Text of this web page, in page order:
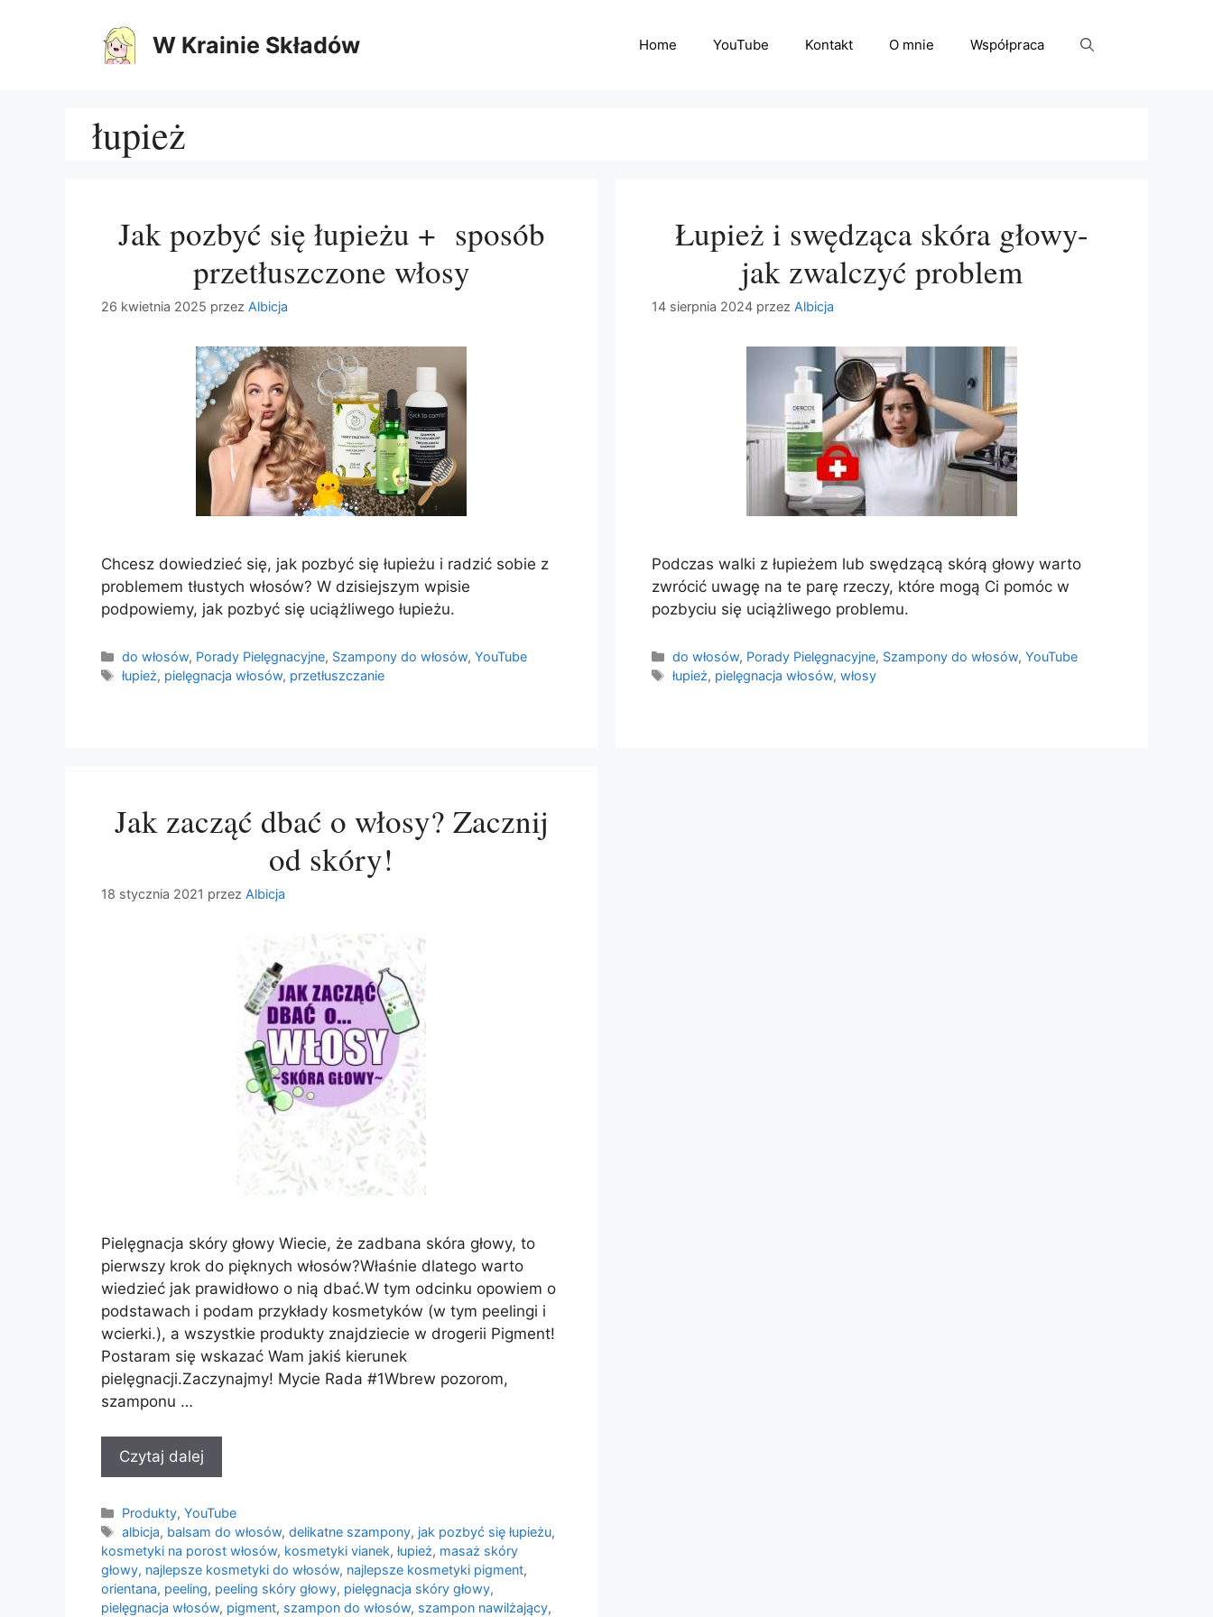
W Krainie Składów Home YouTube Kontakt O mnie Współpraca
łupież
Jak pozbyć się łupieżu + sposób
przetłuszczone włosy
26 kwietnia 2025 przez Albicja
Chcesz dowiedzieć się, jak pozbyć się łupieżu i radzić sobie z
problemem tłustych włosów? W dzisiejszym wpisie
podpowiemy, jak pozbyć się uciążliwego łupieżu.
Kategorie
do włosów, Porady Pielęgnacyjne, Szampony do włosów,YouTube
Tagi
łupież, pielęgnacja włosów, przetłuszczanie
Łupież i swędząca skóra głowy-
jak zwalczyć problem
14 sierpnia 2024 przez Albicja
Podczas walki z łupieżem lub swędzącą skórą głowy warto
zwrócić uwagę na te parę rzeczy, które mogą Ci pomóc w
pozbyciu się uciążliwego problemu.
Kategorie
do włosów, Porady Pielęgnacyjne, Szampony do włosów,YouTube
Tagi
łupież, pielęgnacja włosów,włosy
Jak zacząć dbać o włosy? Zacznij
od skóry!
18 stycznia 2021 przez Albicja
Pielęgnacja skóry głowy Wiecie, że zadbana skóra głowy, to
pierwszy krok do pięknych włosów?Właśnie dlatego warto
wiedzieć jak prawidłowo o nią dbać.W tym odcinku opowiem o
podstawach i podam przykłady kosmetyków (w tym peelingi i
wcierki.), a wszystkie produkty znajdziecie w drogerii Pigment!
Postaram się wskazać Wam jakiś kierunek
pielęgnacji.Zaczynajmy! Mycie Rada #1Wbrew pozorom,
szamponu …
Czytaj dalej
Kategorie
Produkty,YouTube
Tagi
albicja, balsam do włosów,delikatne szampony, jak pozbyć się łupieżu,
kosmetyki na porost włosów, kosmetyki vianek, łupież, masaż skóry
głowy, najlepsze kosmetyki do włosów, najlepsze kosmetyki pigment,
orientana, peeling, peeling skóry głowy, pielęgnacja skóry głowy,
pielęgnacja włosów, pigment, szampon do włosów, szampon nawilżający,